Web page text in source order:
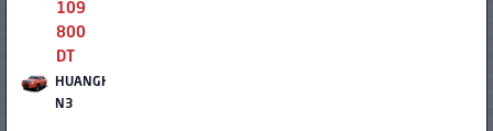
109
800
DT
HUANGHAI
N3